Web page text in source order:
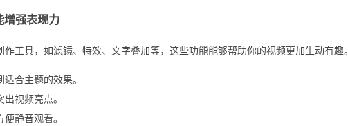
强表现力
工具，如滤镜、特效、文字叠加等，这些功能能够帮助你的视频更加生动有趣。
合主题的效果。
视频亮点。
静音观看。